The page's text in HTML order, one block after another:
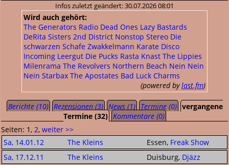
Infos zuletzt geändert: 30.07.2026 08:01
Wird auch gehört:
The Generators Radio Dead Ones Lazy Bastards
DeRita Sisters 2nd District Nonstop Stereo Die
schwarzen Schafe Zwakkelmann Karate Disco
Incoming Leergut Die Pucks Rasta Knast The Lippies
Milenrama The Revolvers Northern Beach Nein Nein
Nein Starbax The Apostates Bad Luck Charms
(powered bylast.fm)
Berichte (10) Rezensionen (3) News (1) Termine (0) vergangene
Termine (32)
Kommentare (0)
Seiten: 1, 2, weiter >>
Sa, 14.01.12
The Kleins Essen, Freak Show
Sa, 17.12.11
The Kleins Duisburg, Djäzz